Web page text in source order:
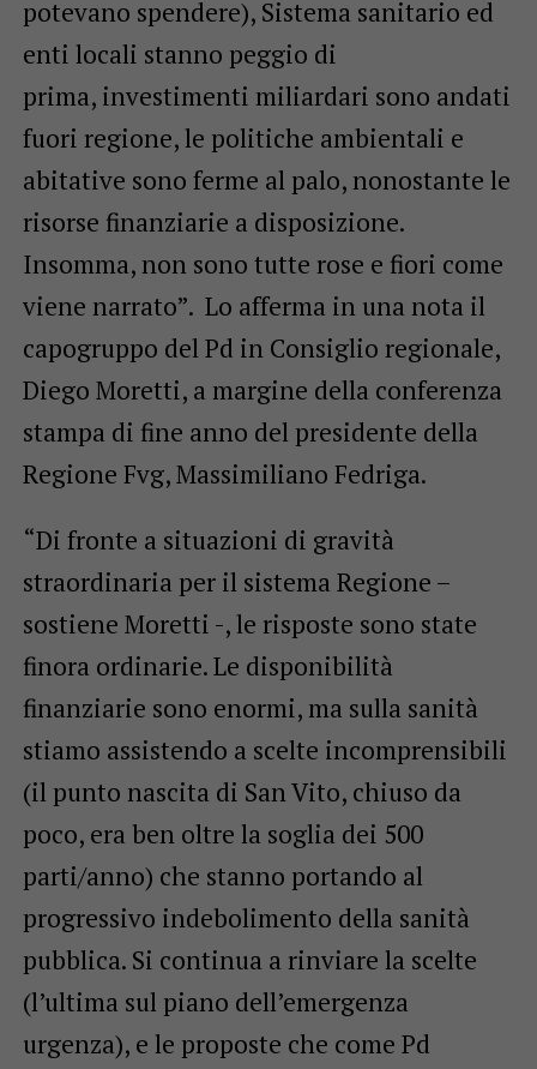
potevano spendere), Sistema sanitario ed
enti locali stanno peggio di
prima, investimenti miliardari sono andati
fuori regione, le politiche ambientali e
abitative sono ferme al palo, nonostante le
risorse finanziarie a disposizione.
Insomma, non sono tutte rose e fiori come
viene narrato”. Lo afferma in una nota il
capogruppo del Pd in Consiglio regionale,
Diego Moretti, a margine della conferenza
stampa di fine anno del presidente della
Regione Fvg, Massimiliano Fedriga.
“Di fronte a situazioni di gravità
straordinaria per il sistema Regione –
sostiene Moretti -, le risposte sono state
finora ordinarie. Le disponibilità
finanziarie sono enormi, ma sulla sanità
stiamo assistendo a scelte incomprensibili
(il punto nascita di San Vito, chiuso da
poco, era ben oltre la soglia dei 500
parti/anno) che stanno portando al
progressivo indebolimento della sanità
pubblica. Si continua a rinviare la scelte
(l’ultima sul piano dell’emergenza
urgenza), e le proposte che come Pd